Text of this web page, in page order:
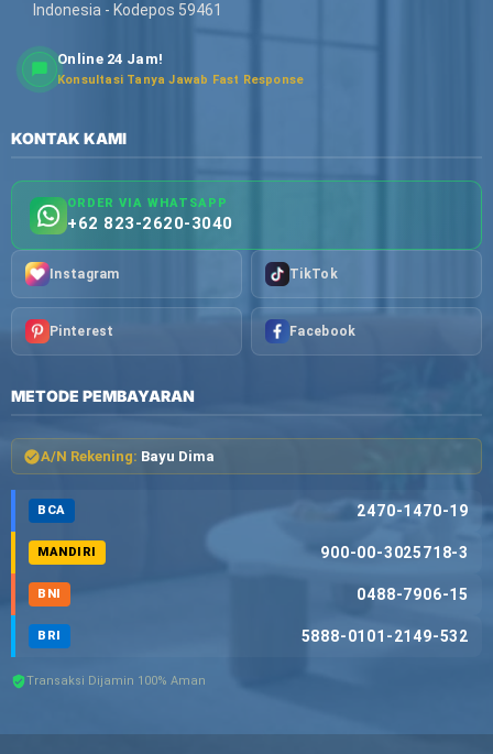
Indonesia - Kodepos 59461
Online 24 Jam!
Konsultasi Tanya Jawab Fast Response
KONTAK KAMI
ORDER VIA WHATSAPP
+62 823-2620-3040
Instagram TikTok
Pinterest Facebook
METODE PEMBAYARAN
A/N Rekening: Bayu Dima
BCA 2470-1470-19
MANDIRI 900-00-3025718-3
BNI 0488-7906-15
BRI 5888-0101-2149-532
Transaksi Dijamin 100% Aman